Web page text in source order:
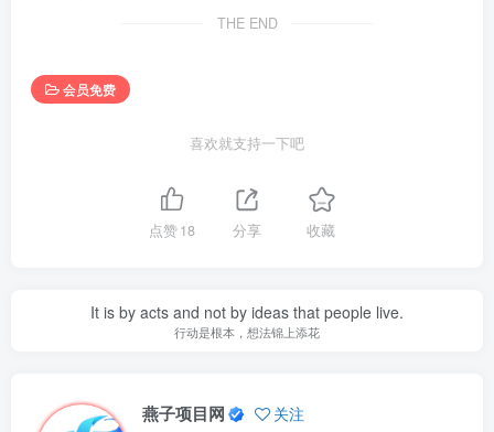
THE END
会员免费
喜欢就支持一下吧
点赞18 分享 收藏
It is by acts and not by ideas that people live.
行动是根本，想法锦上添花
燕子项目网 关注